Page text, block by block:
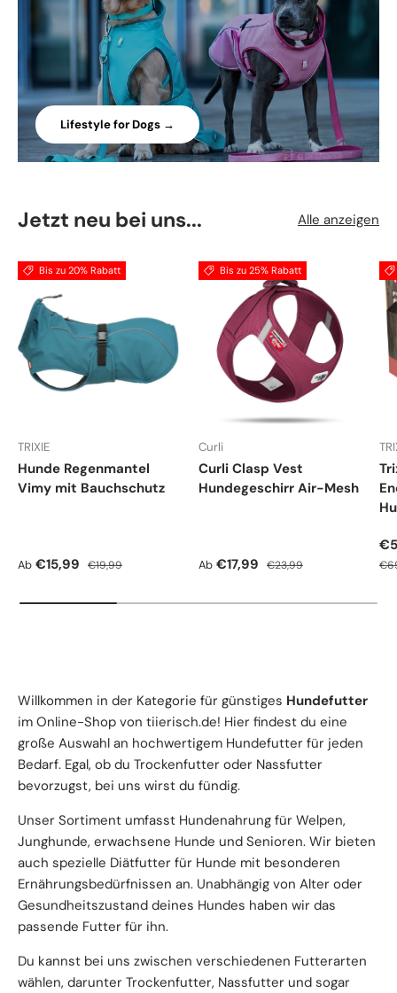
Lifestyle for Dogs →
Jetzt neu bei uns... Alle anzeigen
Bis zu 20% Rabatt
TRIXIE
Hunde Regenmantel
Vimy mit Bauchschutz
Verkaufspreis
Ab €15,99 Normaler Preis
€19,99
Bis zu 25% Rabatt
Curli
Curli Clasp Vest
Hundegeschirr Air-Mesh
Verkaufspreis
Ab €17,99 Normaler Preis
€23,99
Willkommen in der Kategorie für günstiges Hundefutter
im Online-Shop von tiierisch.de! Hier findest du eine
große Auswahl an hochwertigem Hundefutter für jeden
Bedarf. Egal, ob du Trockenfutter oder Nassfutter
bevorzugst, bei uns wirst du fündig.
Unser Sortiment umfasst Hundenahrung für Welpen,
Junghunde, erwachsene Hunde und Senioren. Wir bieten
auch spezielle Diätfutter für Hunde mit besonderen
Ernährungsbedürfnissen an. Unabhängig von Alter oder
Gesundheitszustand deines Hundes haben wir das
passende Futter für ihn.
Du kannst bei uns zwischen verschiedenen Futterarten
wählen, darunter Trockenfutter, Nassfutter und sogar